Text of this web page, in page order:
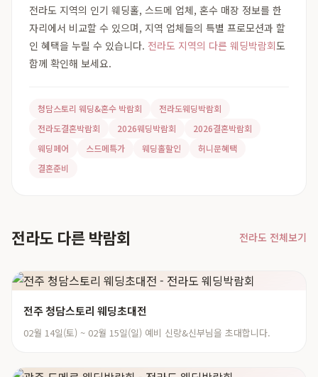
전라도 지역의 인기 웨딩홀, 스드메 업체, 혼수 매장 정보를 한
자리에서 비교할 수 있으며, 지역 업체들의 특별 프로모션과 할
인 혜택을 누릴 수 있습니다. 전라도 지역의 다른 웨딩박람회도
함께 확인해 보세요.
청담스토리 웨딩&혼수 박람회
전라도웨딩박람회
전라도결혼박람회
2026웨딩박람회
2026결혼박람회
웨딩페어
스드메특가 웨딩홀할인
허니문혜택
결혼준비
전라도 다른 박람회 전라도 전체보기
전주 청담스토리 웨딩초대전
02월 14일(토) ~ 02월 15일(일) 예비 신랑&신부님을 초대합니다.